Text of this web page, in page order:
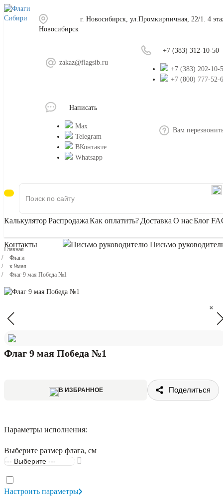
г. Новосибирск, ул.Промкирпичная, 22/1. 4
Новосибирск
zakaz@flagsib.ru
+7 (383) 312-10-50
+7 (383) 202-10-
+7 (800) 777-52-
Написать
Max
Telegram
ВКонтакте
Whatsapp
Вам
КалькуляторРаспродажаКак оплатить? Доставка О насБлог
Контакты Письмо
Главная
Флаги
к 9мая
Флаг 9 мая Победа №1
Флаг 9 мая Победа №1
В ИЗБРАННОЕ Поделиться
Параметры исполнения:
Выберите размер флага, см
Настроить параметры
×
×